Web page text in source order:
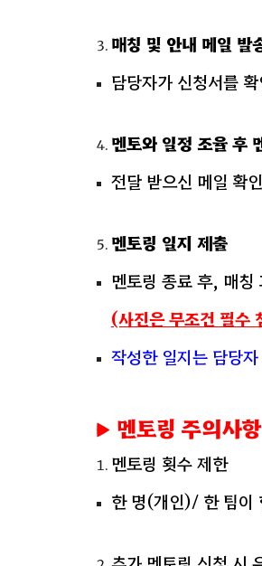
매칭 및 안내 메일 발
담당자가 신청서를
멘토와 일정 조율 후
전달 받으신 메일 확
멘토링 일지 제출
멘토링 종료 후, 매칭
(사진은 무조건 필수
작성한 일지는 담당
▶ 멘토링 주의사항
멘토링 횟수 제한
한 명(개인)/ 한 팀이